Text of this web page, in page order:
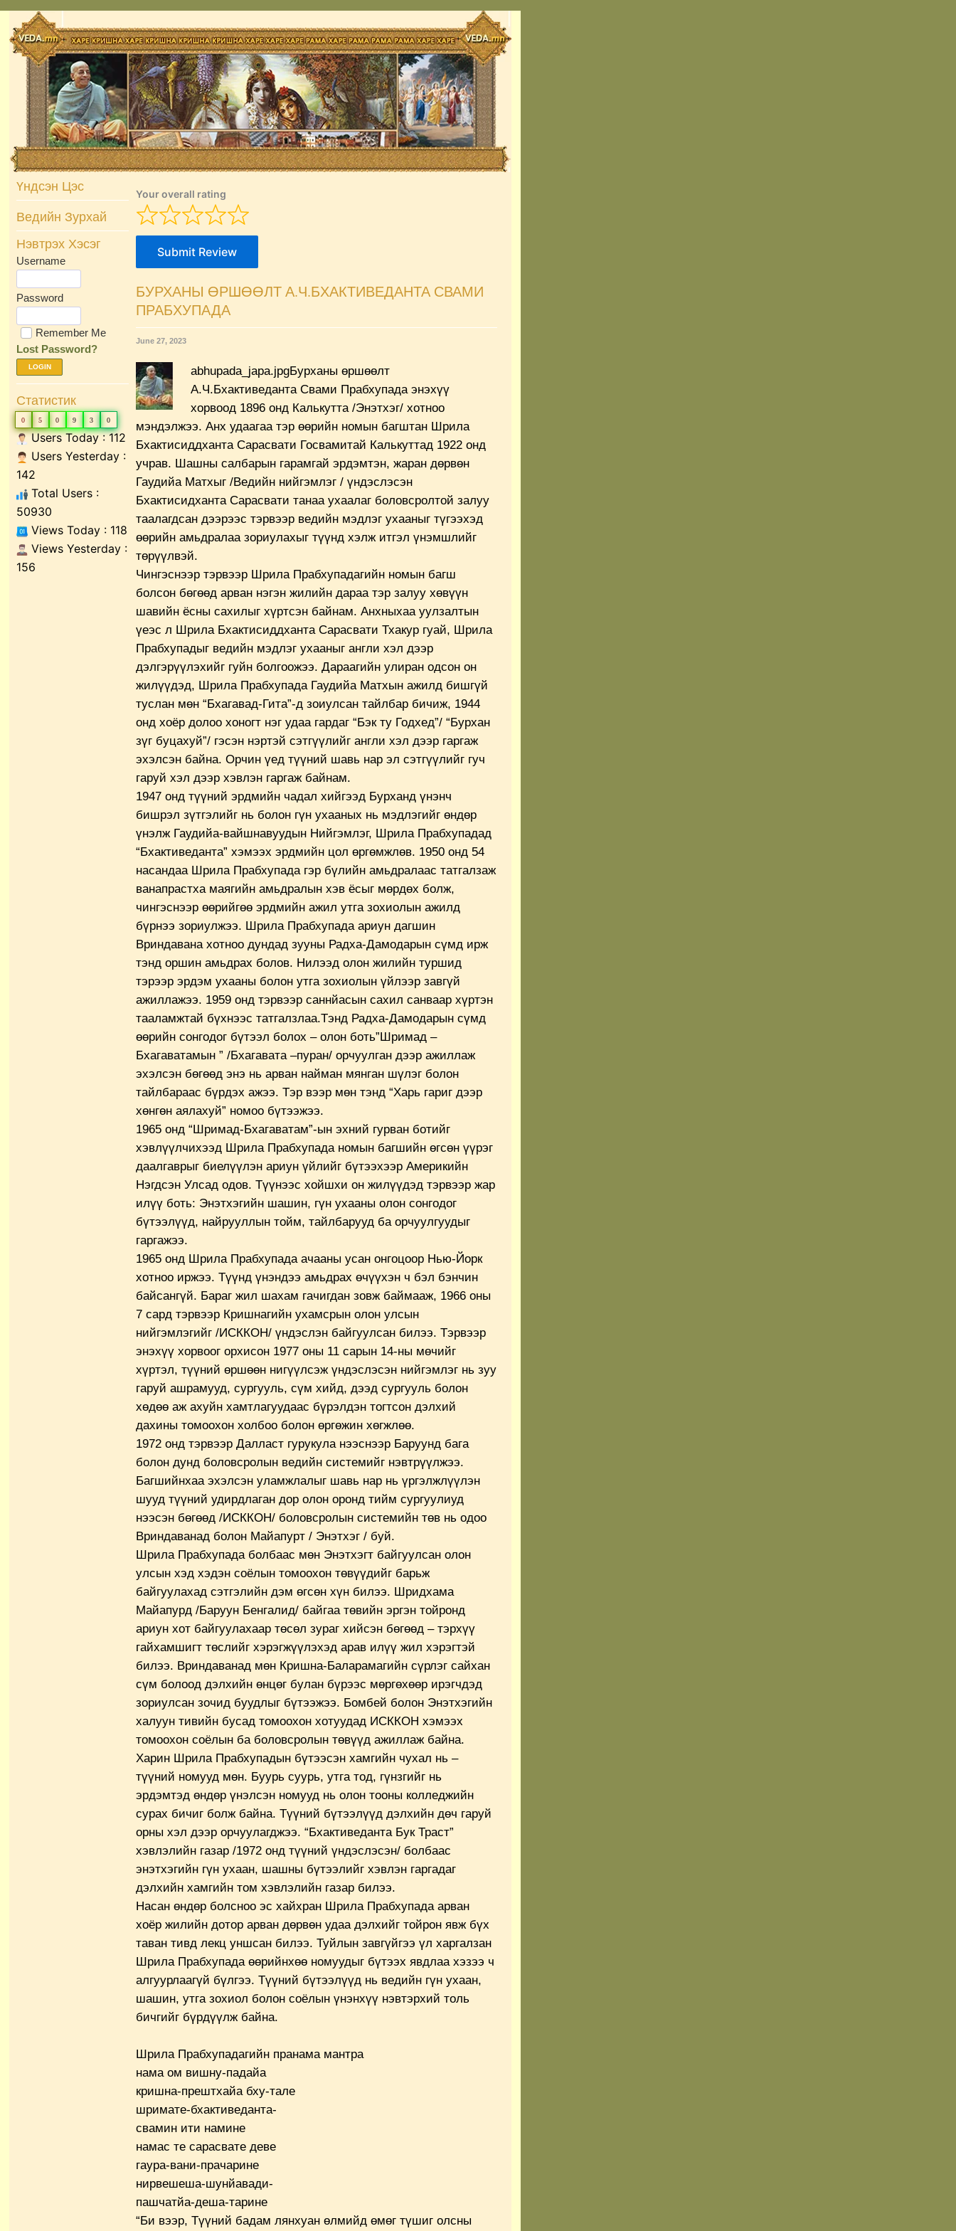
Skip
content
Үндсэн Цэс
Ведийн Зурхай
Нэвтрэх Хэсэг
Username
Password
Remember Me
Lost Password?
LOGIN
Статистик
0 5 0 9 3 0
Users Today : 112
Users Yesterday :
142
Total Users :
50930
Views Today : 118
Views Yesterday :
156
Your overall rating
Submit Review
БУРХАНЫ ӨРШӨӨЛТ А.Ч.БХАКТИВЕДАНТА СВАМИ
ПРАБХУПАДА
June 27, 2023
abhupada_japa.jpgБурханы өршөөлт
А.Ч.Бхактиведанта Свами Прабхупада энэхүү
хорвоод 1896 онд Калькутта /Энэтхэг/ хотноо
мэндэлжээ. Анх удаагаа тэр өөрийн номын багштан Шрила
Бхактисиддханта Сарасвати Госвамитай Калькуттад 1922 онд
учрав. Шашны салбарын гарамгай эрдэмтэн, жаран дөрвөн
Гаудийа Матхыг /Ведийн нийгэмлэг / үндэслэсэн
Бхактисидханта Сарасвати танаа ухаалаг боловсролтой залуу
таалагдсан дээрээс тэрвээр ведийн мэдлэг ухааныг түгээхэд
өөрийн амьдралаа зориулахыг түүнд хэлж итгэл үнэмшлийг
төрүүлвэй.
Чингэснээр тэрвээр Шрила Прабхупадагийн номын багш
болсон бөгөөд арван нэгэн жилийн дараа тэр залуу хөвүүн
шавийн ёсны сахилыг хүртсэн байнам. Анхныхаа уулзалтын
үеэс л Шрила Бхактисиддханта Сарасвати Тхакур гуай, Шрила
Прабхупадыг ведийн мэдлэг ухааныг англи хэл дээр
дэлгэрүүлэхийг гуйн болгоожээ. Дараагийн улиран одсон он
жилүүдэд, Шрила Прабхупада Гаудийа Матхын ажилд бишгүй
туслан мөн “Бхагавад-Гита”-д зоиулсан тайлбар бичиж, 1944
онд хоёр долоо хоногт нэг удаа гардаг “Бэк ту Годхед”/ “Бурхан
зүг буцахуй”/ гэсэн нэртэй сэтгүүлийг англи хэл дээр гаргаж
эхэлсэн байна. Орчин үед түүний шавь нар эл сэтгүүлийг гуч
гаруй хэл дээр хэвлэн гаргаж байнам.
1947 онд түүний эрдмийн чадал хийгээд Бурханд үнэнч
бишрэл зүтгэлийг нь болон гүн ухааных нь мэдлэгийг өндөр
үнэлж Гаудийа-вайшнавуудын Нийгэмлэг, Шрила Прабхупадад
“Бхактиведанта” хэмээх эрдмийн цол өргөмжлөв. 1950 онд 54
насандаа Шрила Прабхупада гэр бүлийн амьдралаас татгалзаж
ванапрастха маягийн амьдралын хэв ёсыг мөрдөх болж,
чингэснээр өөрийгөө эрдмийн ажил утга зохиолын ажилд
бүрнээ зориулжээ. Шрила Прабхупада ариун дагшин
Вриндавана хотноо дундад зууны Радха-Дамодарын сүмд ирж
тэнд оршин амьдрах болов. Нилээд олон жилийн туршид
тэрээр эрдэм ухааны болон утга зохиолын үйлээр завгүй
ажиллажээ. 1959 онд тэрвээр саннйасын сахил санваар хүртэн
тааламжтай бүхнээс татгалзлаа.Тэнд Радха-Дамодарын сүмд
өөрийн сонгодог бүтээл болох – олон боть”Шримад –
Бхагаватамын ” /Бхагавата –пуран/ орчуулган дээр ажиллаж
эхэлсэн бөгөөд энэ нь арван найман мянган шүлэг болон
тайлбараас бүрдэх ажээ. Тэр вээр мөн тэнд “Харь гариг дээр
хөнгөн аялахуй” номоо бүтээжээ.
1965 онд “Шримад-Бхагаватам”-ын эхний гурван ботийг
хэвлүүлчихээд Шрила Прабхупада номын багшийн өгсөн үүрэг
даалгаврыг биелүүлэн ариун үйлийг бүтээхээр Америкийн
Нэгдсэн Улсад одов. Түүнээс хойшхи он жилүүдэд тэрвээр жар
илүү боть: Энэтхэгийн шашин, гүн ухааны олон сонгодог
бүтээлүүд, найрууллын тойм, тайлбарууд ба орчуулгуудыг
гаргажээ.
1965 онд Шрила Прабхупада ачааны усан онгоцоор Нью-Йорк
хотноо иржээ. Түүнд үнэндээ амьдрах өчүүхэн ч бэл бэнчин
байсангүй. Бараг жил шахам гачигдан зовж баймааж, 1966 оны
7 сард тэрвээр Кришнагийн ухамсрын олон улсын
нийгэмлэгийг /ИСККОН/ үндэслэн байгуулсан билээ. Тэрвээр
энэхүү хорвоог орхисон 1977 оны 11 сарын 14-ны мөчийг
хүртэл, түүний өршөөн нигүүлсэж үндэслэсэн нийгэмлэг нь зуу
гаруй ашрамууд, сургууль, сүм хийд, дээд сургууль болон
хөдөө аж ахуйн хамтлагуудаас бүрэлдэн тогтсон дэлхий
дахины томоохон холбоо болон өргөжин хөгжлөө.
1972 онд тэрвээр Далласт гурукула нээснээр Баруунд бага
болон дунд боловсролын ведийн системийг нэвтрүүлжээ.
Багшийнхаа эхэлсэн уламжлалыг шавь нар нь үргэлжлүүлэн
шууд түүний удирдлаган дор олон оронд тийм сургуулиуд
нээсэн бөгөөд /ИСККОН/ боловсролын системийн төв нь одоо
Вриндаванад болон Майапурт / Энэтхэг / буй.
Шрила Прабхупада болбаас мөн Энэтхэгт байгуулсан олон
улсын хэд хэдэн соёлын томоохон төвүүдийг барьж
байгуулахад сэтгэлийн дэм өгсөн хүн билээ. Шридхама
Майапурд /Баруун Бенгалид/ байгаа төвийн эргэн тойронд
ариун хот байгуулахаар төсөл зураг хийсэн бөгөөд – тэрхүү
гайхамшигт төслийг хэрэгжүүлэхэд арав илүү жил хэрэгтэй
билээ. Вриндаванад мөн Кришна-Баларамагийн сүрлэг сайхан
сүм болоод дэлхийн өнцөг булан бүрээс мөргөхөөр ирэгчдэд
зориулсан зочид буудлыг бүтээжээ. Бомбей болон Энэтхэгийн
халуун тивийн бусад томоохон хотуудад ИСККОН хэмээх
томоохон соёлын ба боловсролын төвүүд ажиллаж байна.
Харин Шрила Прабхупадын бүтээсэн хамгийн чухал нь –
түүний номууд мөн. Буурь суурь, утга тод, гүнзгийг нь
эрдэмтэд өндөр үнэлсэн номууд нь олон тооны колледжийн
сурах бичиг болж байна. Түүний бүтээлүүд дэлхийн дөч гаруй
орны хэл дээр орчуулагджээ. “Бхактиведанта Бук Траст”
хэвлэлийн газар /1972 онд түүний үндэслэсэн/ болбаас
энэтхэгийн гүн ухаан, шашны бүтээлийг хэвлэн гаргадаг
дэлхийн хамгийн том хэвлэлийн газар билээ.
Насан өндөр болсноо эс хайхран Шрила Прабхупада арван
хоёр жилийн дотор арван дөрвөн удаа дэлхийг тойрон явж бүх
таван тивд лекц уншсан билээ. Туйлын завгүйгээ үл харгалзан
Шрила Прабхупада өөрийнхөө номуудыг бүтээх явдлаа хэзээ ч
алгуурлаагүй бүлгээ. Түүний бүтээлүүд нь ведийн гүн ухаан,
шашин, утга зохиол болон соёлын үнэнхүү нэвтэрхий толь
бичгийг бүрдүүлж байна.
Шрила Прабхупадагийн пранама мантра
нама ом вишну-падайа
кришна-прештхайа бху-тале
шримате-бхактиведанта-
свамин ити намине
намас те сарасвате деве
гаура-вани-прачарине
нирвешеша-шунйавади-
пашчатйа-деша-тарине
“Би вээр, Түүний бадам лянхуан өлмийд өмөг түшиг олсны